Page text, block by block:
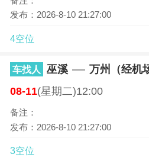
发布：2026-8-10 21:27:00
4空位
车找人 巫溪
万州（经机
08-11(星期二)12:00
备注：
发布：2026-8-10 21:27:00
3空位